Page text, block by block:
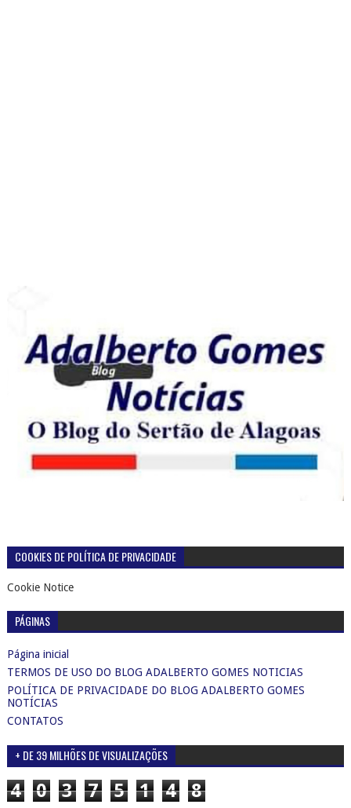
COOKIES DE POLÍTICA DE PRIVACIDADE
Cookie Notice
PÁGINAS
Página inicial
TERMOS DE USO DO BLOG ADALBERTO GOMES NOTICIAS
POLÍTICA DE PRIVACIDADE DO BLOG ADALBERTO GOMES
NOTÍCIAS
CONTATOS
+ DE 39 MILHÕES DE VISUALIZAÇÕES
4 0 3 7 5 1 4 8